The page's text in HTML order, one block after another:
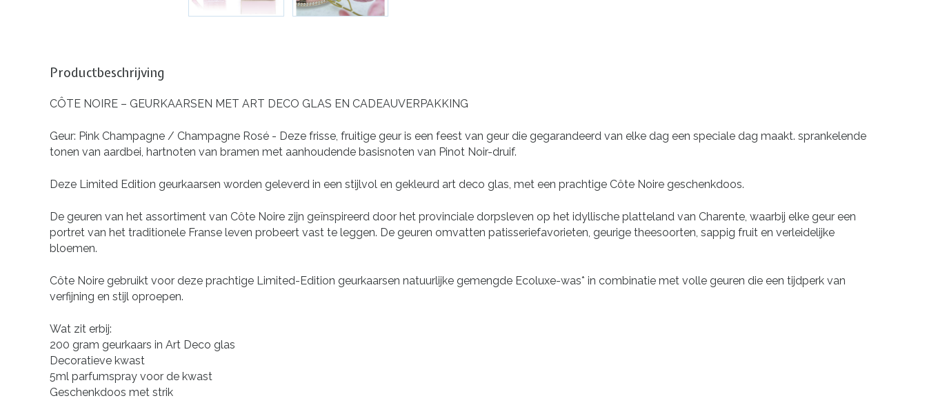
Productbeschrijving
CÔTE NOIRE – GEURKAARSEN MET ART DECO GLAS EN CADEAUVERPAKKING
Geur: Pink Champagne / Champagne Rosé - Deze frisse, fruitige geur is een feest van geur die gegarandeerd van elke dag een speciale dag maakt. sprankelende
tonen van aardbei, hartnoten van bramen met aanhoudende basisnoten van Pinot Noir-druif.
Deze Limited Edition geurkaarsen worden geleverd in een stijlvol en gekleurd art deco glas, met een prachtige Côte Noire geschenkdoos.
De geuren van het assortiment van Côte Noire zijn geïnspireerd door het provinciale dorpsleven op het idyllische platteland van Charente, waarbij elke geur een
portret van het traditionele Franse leven probeert vast te leggen. De geuren omvatten patisseriefavorieten, geurige theesoorten, sappig fruit en verleidelijke
bloemen.
Côte Noire gebruikt voor deze prachtige Limited-Edition geurkaarsen natuurlijke gemengde Ecoluxe-was* in combinatie met volle geuren die een tijdperk van
verfijning en stijl oproepen.
Wat zit erbij:
200 gram geurkaars in Art Deco glas
Decoratieve kwast
5ml parfumspray voor de kwast
Geschenkdoos met strik